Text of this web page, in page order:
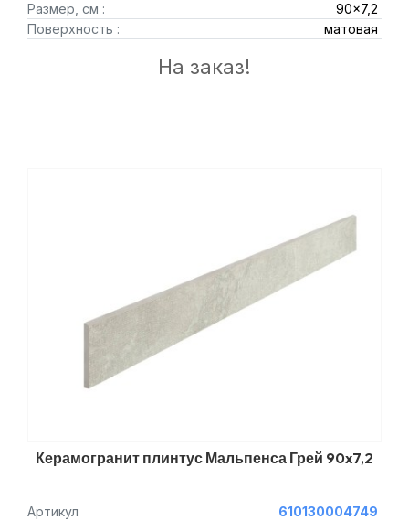
Размер, см :
90x7,2
Поверхность :
матовая
На заказ!
Керамогранит плинтус Мальпенса Грей 90x7,2
Артикул
610130004749